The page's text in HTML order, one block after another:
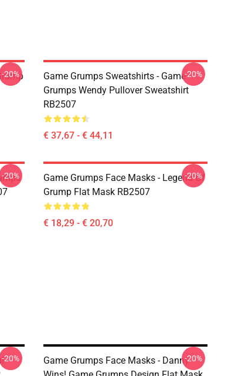
-20%
Game Grumps Sweatshirts - Game
Grumps Wendy Pullover Sweatshirt
RB2507
€ 37,67 - € 44,11
-20%
-20%
Game Grumps Face Masks - Legend Of
Grump Flat Mask RB2507
€ 18,29 - € 20,70
-20%
-20%
Game Grumps Face Masks - Danny-20%